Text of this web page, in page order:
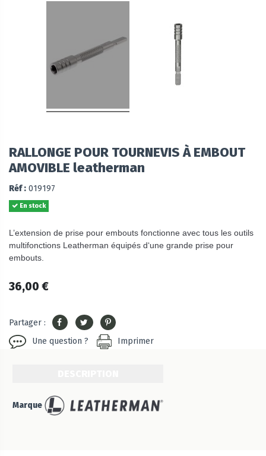
RALLONGE POUR TOURNEVIS À EMBOUT
AMOVIBLE leatherman
Réf : 019197
En stock
L’extension de prise pour embouts fonctionne avec tous les outils
multifonctions Leatherman équipés d‘une grande prise pour
embouts.
36,00 €
Partager :
Une question ?
Imprimer
Marque